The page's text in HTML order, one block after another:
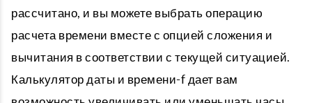
рассчитано, и вы можете выбрать операцию
расчета времени вместе с опцией сложения и
вычитания в соответствии с текущей ситуацией.
Калькулятор даты и времени-f дает вам